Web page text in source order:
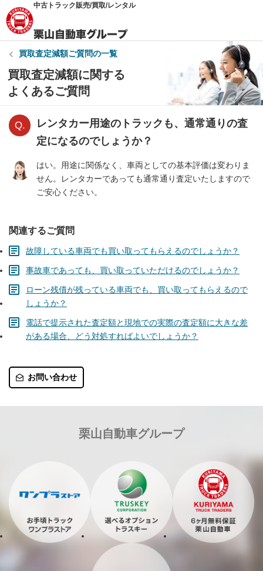
中古トラック販売/買取/レンタル
買取査定減額ご質問の一覧
買取査定減額に関する
よくあるご質問
レンタカー用途のトラックも、通常通りの査
定になるのでしょうか？
はい。用途に関係なく、車両としての基本評価は変わりま
せん。レンタカーであっても通常通り査定いたしますので
ご安心ください。
関連するご質問
故障している車両でも買い取ってもらえるのでしょうか？
事故車であっても、買い取っていただけるのでしょうか？
ローン残債が残っている車両でも、買い取ってもらえるので
しょうか？
電話で提示された査定額と現地での実際の査定額に大きな差
がある場合、どう対処すればよいでしょうか？
お問い合わせ
栗山自動車グループ